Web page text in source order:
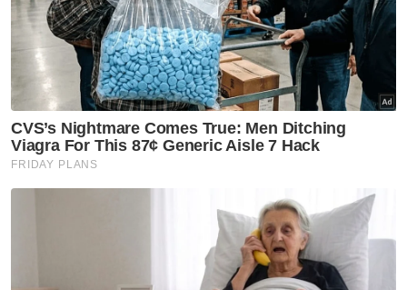
Pencuri nekad tolak lembu dari
kereta selepas dikejar
penduduk
Jenayah
Sindiket Aceh 'kuasai' perairan
Selangor
Sindiket edar cecair vape
dadah tumpas